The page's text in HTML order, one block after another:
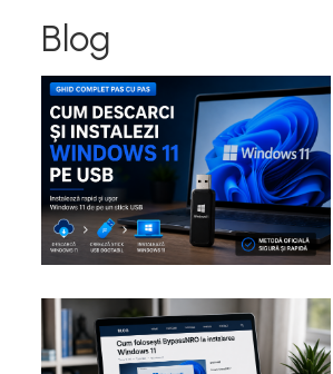
CAD & Design
Microsoft Office
Blog